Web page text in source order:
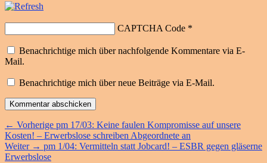
CAPTCHA Code *
Benachrichtige mich über nachfolgende Kommentare via E-
Mail.
Benachrichtige mich über neue Beiträge via E-Mail.
Beitragsnavigation
← Vorherige Vorheriger
Beitrag:
pm 17/03: Keine faulen Kompromisse auf unsere
Kosten! – Erwerbslose schreiben Abgeordnete an
Weiter → Nächster
Beitrag:
pm 1/04: Vermitteln statt Jobcard! – ESBR gegen gläserne
Erwerbslose